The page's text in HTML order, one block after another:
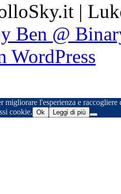
|
Ben @
WordPress
l'esperienza e
cookie. Ok Leggi di più